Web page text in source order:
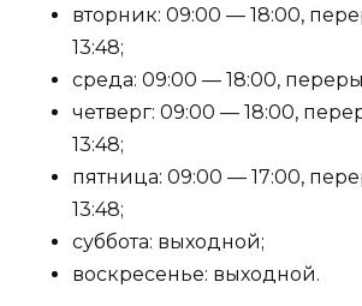
вторник: 09:00 — 18:00,
13:48;
среда: 09:00 — 18:00,
четверг: 09:00 — 18:00,
13:48;
пятница: 09:00 — 17:00,
13:48;
суббота: выходной;
воскресенье: выходной.